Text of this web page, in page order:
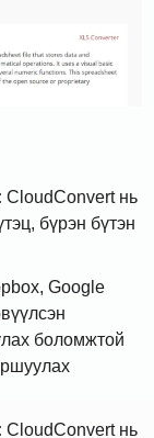
CloudConvert нь
бүрэн бүтэн
Google
боломжтой
CloudConvert нь